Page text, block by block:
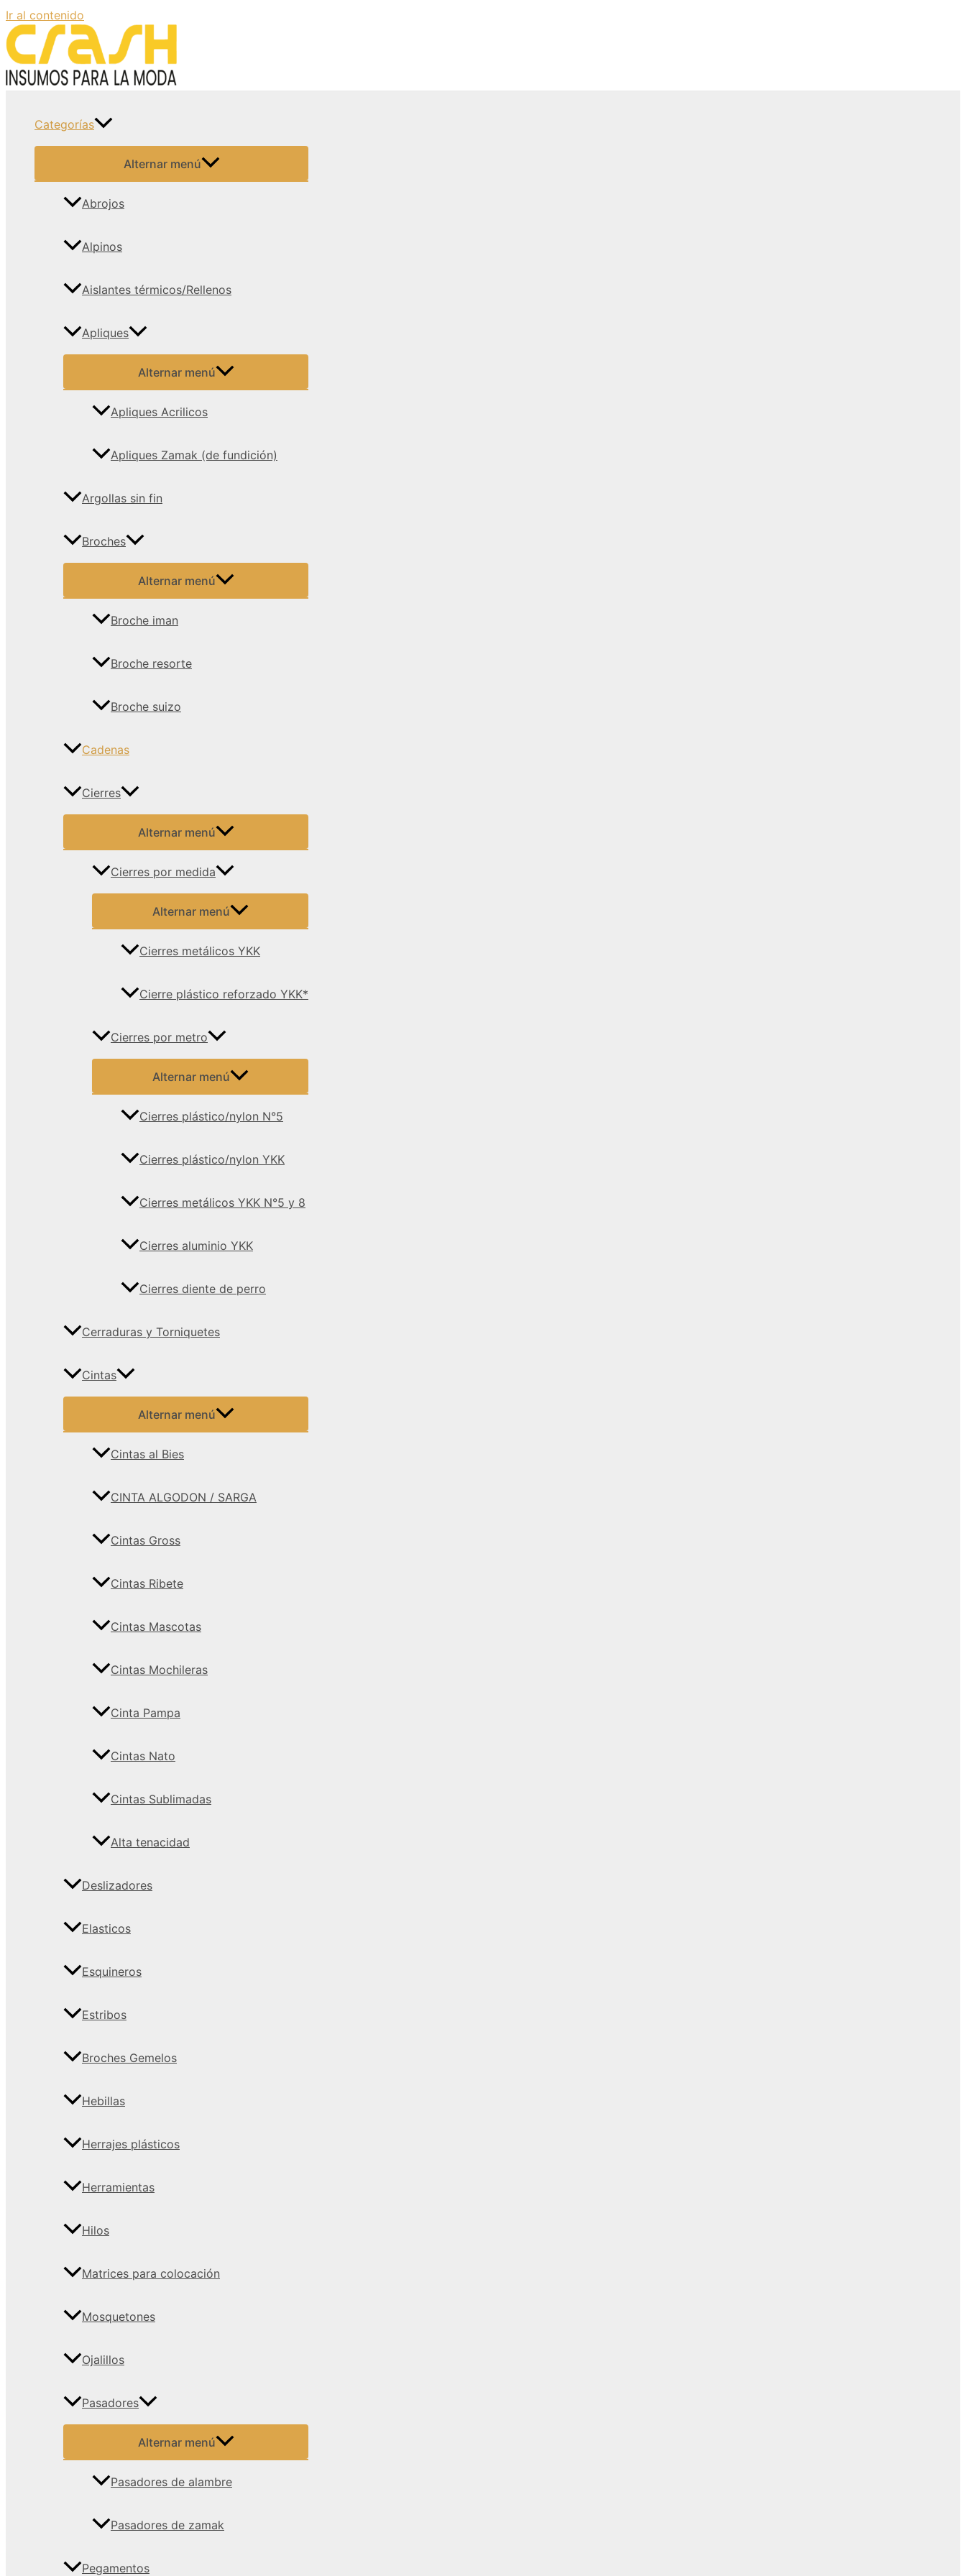
Ir al contenido
Categorías
Alternar menú
Abrojos
Alpinos
Aislantes térmicos/Rellenos
Apliques
Alternar menú
Apliques Acrilicos
Apliques Zamak (de fundición)
Argollas sin fin
Broches
Alternar menú
Broche iman
Broche resorte
Broche suizo
Cadenas
Cierres
Alternar menú
Cierres por medida
Alternar menú
Cierres metálicos YKK
Cierre plástico reforzado YKK*
Cierres por metro
Alternar menú
Cierres plástico/nylon N°5
Cierres plástico/nylon YKK
Cierres metálicos YKK N°5 y 8
Cierres aluminio YKK
Cierres diente de perro
Cerraduras y Torniquetes
Cintas
Alternar menú
Cintas al Bies
CINTA ALGODON / SARGA
Cintas Gross
Cintas Ribete
Cintas Mascotas
Cintas Mochileras
Cinta Pampa
Cintas Nato
Cintas Sublimadas
Alta tenacidad
Deslizadores
Elasticos
Esquineros
Estribos
Broches Gemelos
Hebillas
Herrajes plásticos
Herramientas
Hilos
Matrices para colocación
Mosquetones
Ojalillos
Pasadores
Alternar menú
Pasadores de alambre
Pasadores de zamak
Pegamentos